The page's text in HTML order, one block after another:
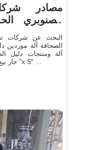
مصادر
الصنوبري
البحث عن شركات
الصحافة آلة موردين
آلة ومنتجات دليل
بأفضل الأسعار في.com. ... حار بيع 5 "x 5" ...